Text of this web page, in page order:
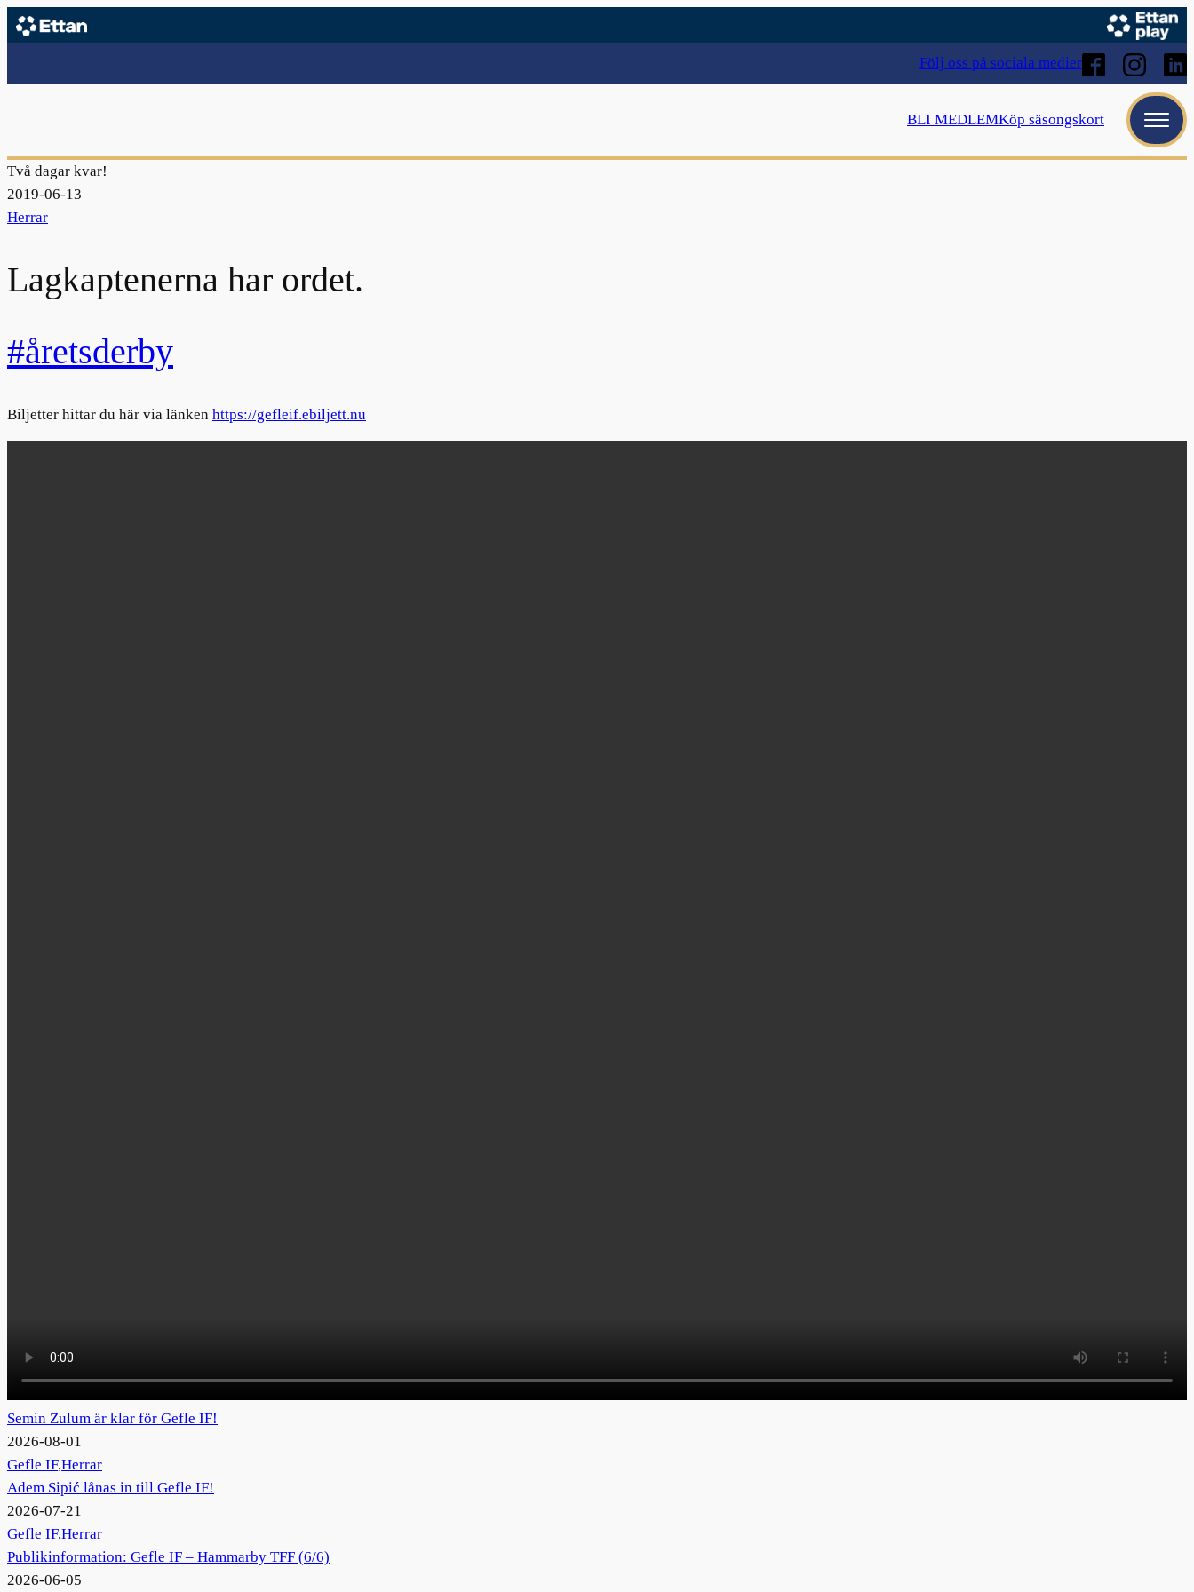
Följ oss på sociala medier
BLI MEDLEMKöp säsongskort
Två dagar kvar!
2019-06-13
Herrar
Lagkaptenerna har ordet.
#åretsderby
Biljetter hittar du här via länken https://gefleif.ebiljett.nu
Semin Zulum är klar för Gefle IF!
2026-08-01
Gefle IF,Herrar
Adem Sipić lånas in till Gefle IF!
2026-07-21
Gefle IF,Herrar
Publikinformation: Gefle IF – Hammarby TFF (6/6)
2026-06-05